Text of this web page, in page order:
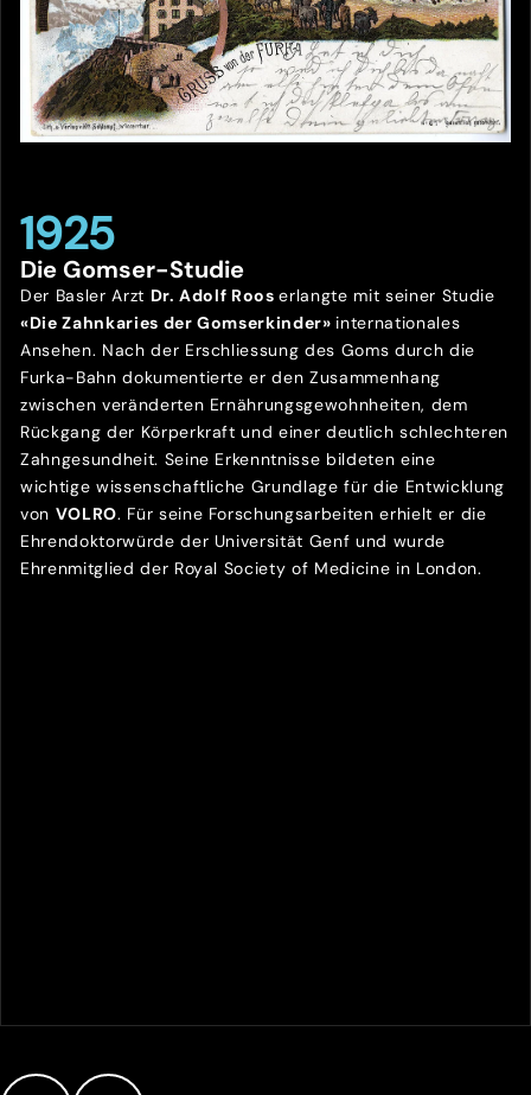
1925
Die Gomser-Studie
Der Basler Arzt Dr. Adolf Rooserlangte mit seiner Studie
«Die Zahnkaries der Gomserkinder» internationales
Ansehen. Nach der Erschliessung des Goms durch die
Furka-Bahn dokumentierte er den Zusammenhang
zwischen veränderten Ernährungsgewohnheiten, dem
Rückgang der Körperkraft und einer deutlich schlechteren
Zahngesundheit. Seine Erkenntnisse bildeten eine
wichtige wissenschaftliche Grundlage für die Entwicklung
von VOLRO. Für seine Forschungsarbeiten erhielt er die
Ehrendoktorwürde der Universität Genf und wurde
Ehrenmitglied der Royal Society of Medicine in London.